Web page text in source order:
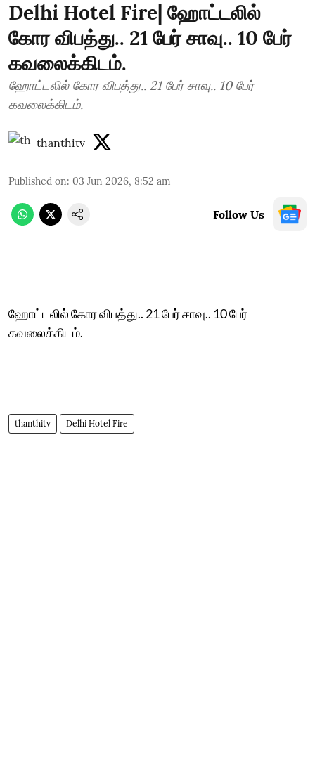
Delhi Hotel Fire| ஹோட்டலில்
கோர விபத்து.. 21 பேர் சாவு.. 10 பேர்
கவலைக்கிடம்.
ஹோட்டலில் கோர விபத்து.. 21 பேர் சாவு.. 10 பேர்
கவலைக்கிடம்.
thanthitv
Published on: 03 Jun 2026, 8:52 am
Follow Us
ஹோட்டலில் கோர விபத்து.. 21 பேர் சாவு.. 10 பேர்
கவலைக்கிடம்.
thanthitv Delhi Hotel Fire